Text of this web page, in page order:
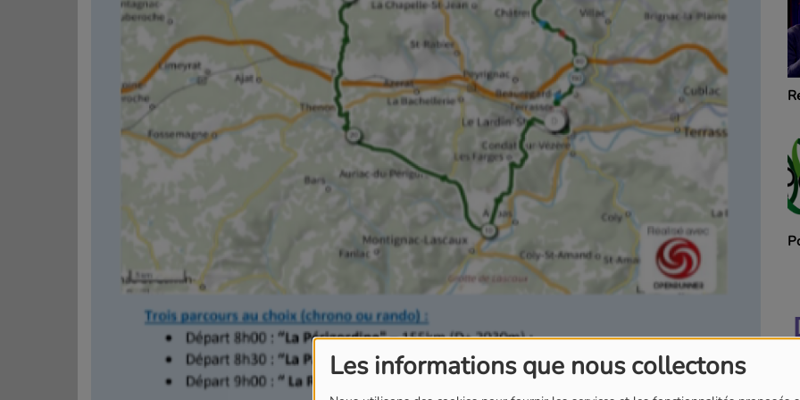
Les informations que nous collectons
Les voix de l'ombre
Ces années Là